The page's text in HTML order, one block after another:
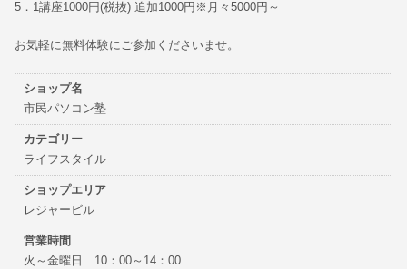
5．1講座1000円(税抜) 追加1000円※月々5000円～
お気軽に無料体験にご参加くださいませ。
ショップ名
市民パソコン塾
カテゴリー
ライフスタイル
ショップエリア
レジャービル
営業時間
火～金曜日 10：00～14：00